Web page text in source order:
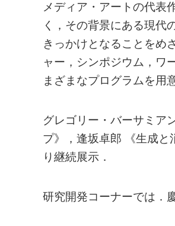
メディア・アートの代表
く，その背景にある現代
きっかけとなることをめ
ャー，シンポジウム，ワ
まざまなプログラムを用
グレゴリー・バーサミア
プ》，逢坂卓郎 《生成
り継続展示．
研究開発コーナーでは．